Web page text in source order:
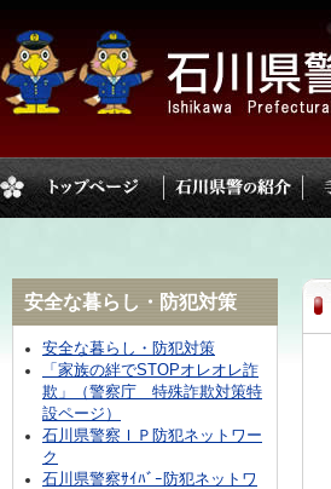
安全な暮らし・防犯対策
安全な暮らし・防犯対策
「家族の絆でSTOPオレオレ詐
欺」（警察庁 特殊詐欺対策特
設ページ）
石川県警察ＩＰ防犯ネットワー
ク
石川県警察ｻｲﾊﾞｰ防犯ネットワ